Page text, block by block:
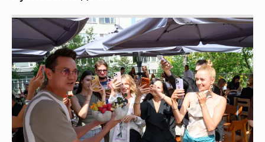
Анастасия Гребенкина, Женя Малахова,
Оксана Русланова и другие гости
фестиваля «Баланс вкуса и ритма»:
рассматриваем летние образы